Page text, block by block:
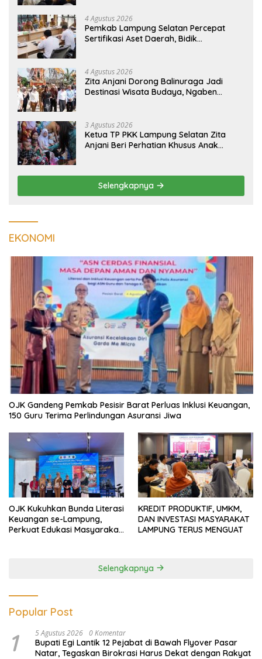
4 Agustus 2026
Pemkab Lampung Selatan Percepat
Sertifikasi Aset Daerah, Bidik
4 Agustus 2026
Zita Anjani Dorong Balinuraga Jadi
Destinasi Wisata Budaya, Ngaben
3 Agustus 2026
Ketua TP PKK Lampung Selatan Zita
Anjani Beri Perhatian Khusus Anak
Selengkapnya
EKONOMI
OJK Gandeng Pemkab Pesisir Barat Perluas Inklusi Keuangan,
150 Guru Terima Perlindungan Asuransi Jiwa
OJK Kukuhkan Bunda Literasi
Keuangan se-Lampung,
Perkuat Edukasi Masyarakat
KREDIT PRODUKTIF, UMKM,
DAN INVESTASI MASYARAKAT
LAMPUNG TERUS MENGUAT
Selengkapnya
Popular Post
1 5 Agustus 2026 0 Komentar
Bupati Egi Lantik 12 Pejabat di Bawah Flyover Pasar
Natar, Tegaskan Birokrasi Harus Dekat dengan Rakyat